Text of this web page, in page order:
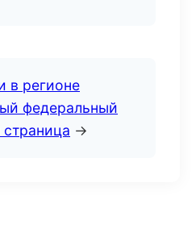
в регионе
федеральный
страница →